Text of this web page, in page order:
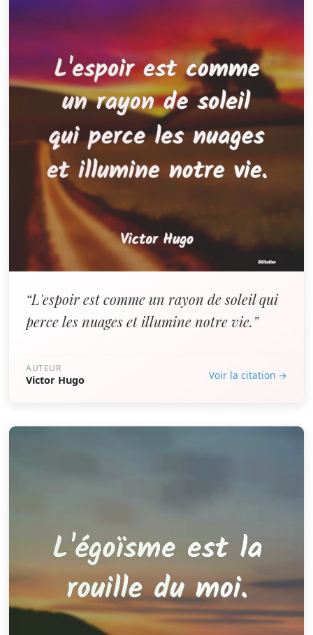
“L'espoir est comme un rayon de soleil qui
perce les nuages et illumine notre vie.”
AUTEUR
Victor Hugo Voir la citation →